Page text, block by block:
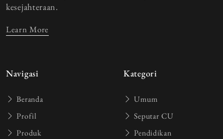
kesejahteraan.
Learn More
Navigasi
Beranda
Profil
Produk
Kategori
Umum
Seputar CU
Pendidikan